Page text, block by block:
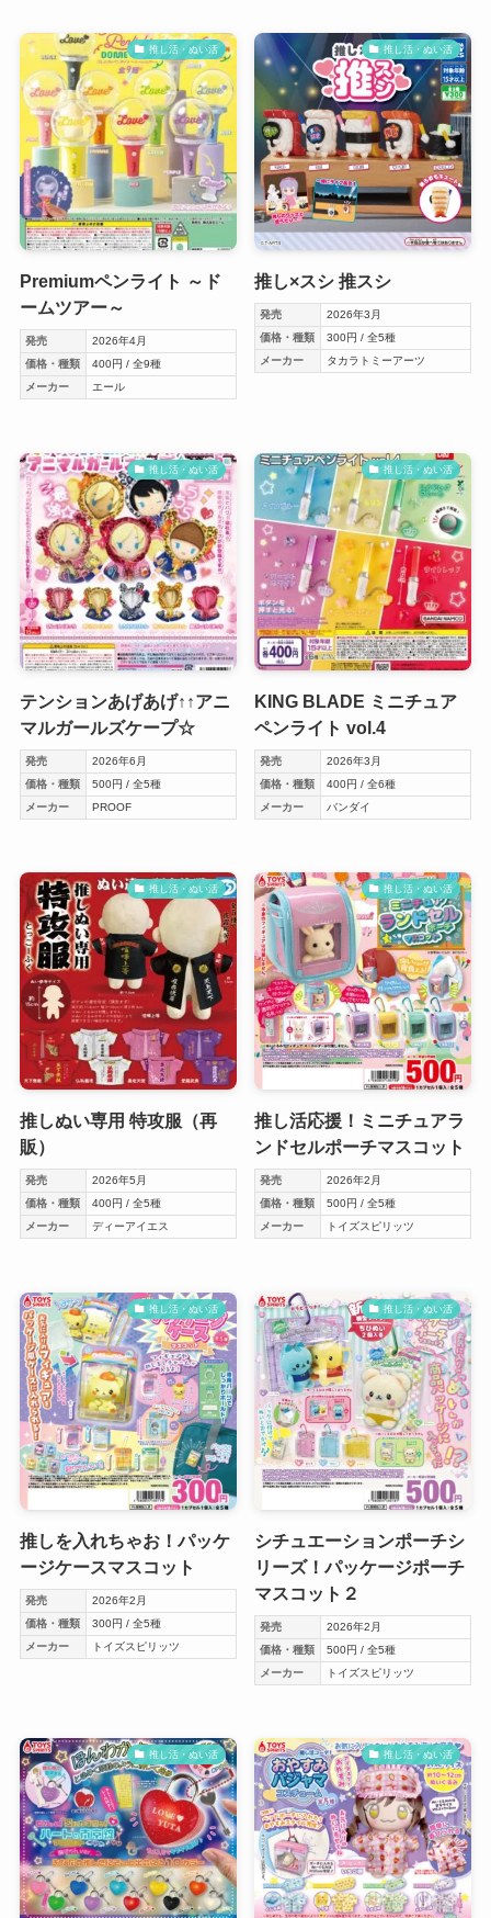
推し活・ぬい活
Premiumペンライト ～ド
ームツアー～
発売
2026年4月
価格・種類
400円 / 全9種
メーカー
エール
推し活・ぬい活
推し×スシ 推スシ
発売
2026年3月
価格・種類
300円 / 全5種
メーカー
タカラトミーアーツ
推し活・ぬい活
テンションあげあげ↑↑アニ
マルガールズケープ☆
発売
2026年6月
価格・種類
500円 / 全5種
メーカー
PROOF
推し活・ぬい活
KING BLADE ミニチュア
ペンライト vol.4
発売
2026年3月
価格・種類
400円 / 全6種
メーカー
バンダイ
推し活・ぬい活
推しぬい専用 特攻服（再
販）
発売
2026年5月
価格・種類
400円 / 全5種
メーカー
ディーアイエス
推し活・ぬい活
推し活応援！ミニチュアラ
ンドセルポーチマスコット
発売
2026年2月
価格・種類
500円 / 全5種
メーカー
トイズスピリッツ
推し活・ぬい活
推しを入れちゃお！パッケ
ージケースマスコット
発売
2026年2月
価格・種類
300円 / 全5種
メーカー
トイズスピリッツ
推し活・ぬい活
シチュエーションポーチシ
リーズ！パッケージポーチ
マスコット２
発売
2026年2月
価格・種類
500円 / 全5種
メーカー
トイズスピリッツ
推し活・ぬい活 推し活・ぬい活